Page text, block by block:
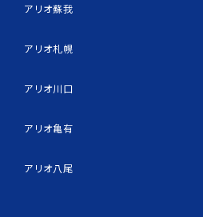
アリオ蘇我
アリオ札幌
アリオ川口
アリオ亀有
アリオ八尾